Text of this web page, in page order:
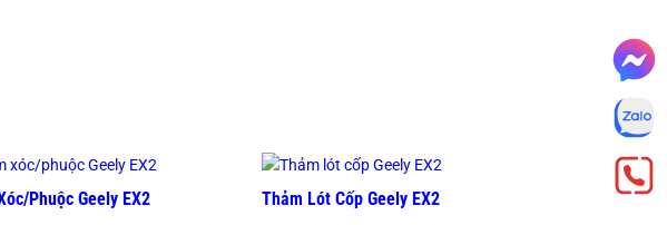
phuộc Geely EX2 Thảm Lót Cốp Geely EX2